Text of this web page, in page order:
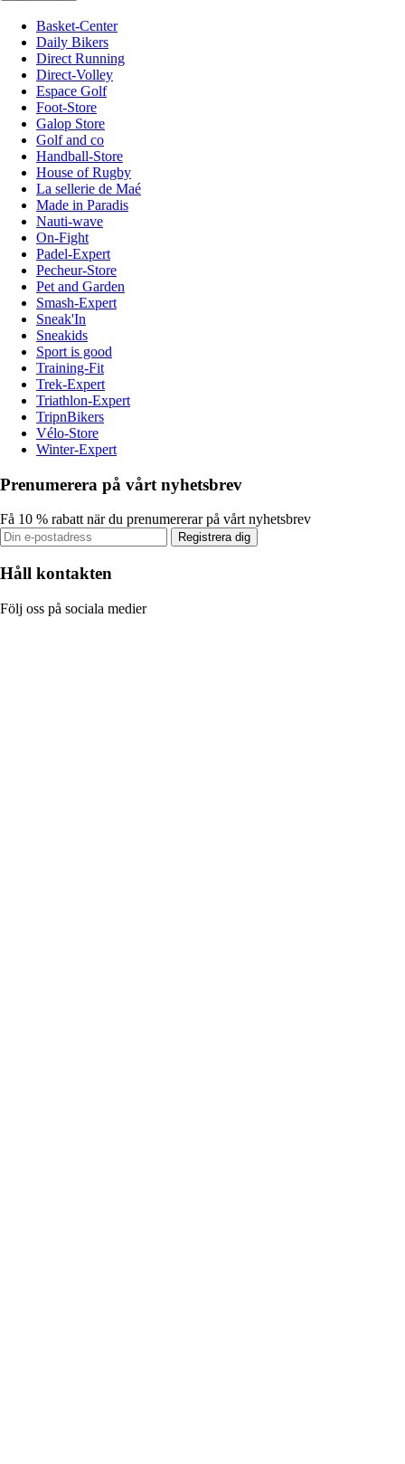
Basket-Center
Daily Bikers
Direct Running
Direct-Volley
Espace Golf
Foot-Store
Galop Store
Golf and co
Handball-Store
House of Rugby
La sellerie de Maé
Made in Paradis
Nauti-wave
On-Fight
Padel-Expert
Pecheur-Store
Pet and Garden
Smash-Expert
Sneak'In
Sneakids
Sport is good
Training-Fit
Trek-Expert
Triathlon-Expert
TripnBikers
Vélo-Store
Winter-Expert
Prenumerera på vårt nyhetsbrev
Få 10 % rabatt när du prenumererar på vårt nyhetsbrev
Registrera dig
Håll kontakten
Följ oss på sociala medier